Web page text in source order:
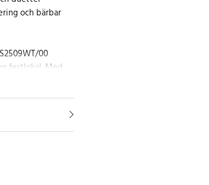
och bärbar
00
festlokal. Med
och kraftfullt
utrymmen.
kan flera
den perfekt för
användarvänlig,